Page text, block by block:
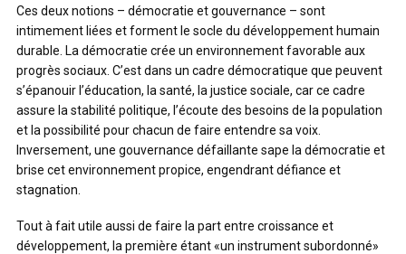
Ces deux notions – démocratie et gouvernance – sont
intimement liées et forment le socle du développement humain
durable. La démocratie crée un environnement favorable aux
progrès sociaux. C’est dans un cadre démocratique que peuvent
s’épanouir l’éducation, la santé, la justice sociale, car ce cadre
assure la stabilité politique, l’écoute des besoins de la population
et la possibilité pour chacun de faire entendre sa voix.
Inversement, une gouvernance défaillante sape la démocratie et
brise cet environnement propice, engendrant défiance et
stagnation.
Tout à fait utile aussi de faire la part entre croissance et
développement, la première étant «un instrument subordonné»